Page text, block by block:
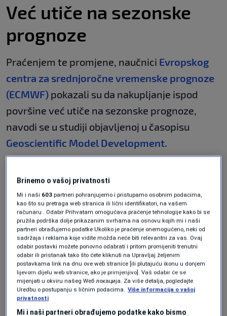
Već utiče na sezonske
prognoze
Praćenjem te promjene, naučnici Evropskog
centra za srednjoročne vremenske prognoze
(ECMWF) pokazali su da nakupljanje ispod
površine već utiče na sezonske prognoze,
navodi se u studiji objavljenoj u časopisu
Geoscientific Model Development.
dok površinske temperature zaostaju,
učvršćujući vezu između ranih signala i
kasnijeg zagrijavanja.
Budući da ta neravnoteža često prethodi brzim
promjenama površine, prognostičari je
tretiraju kao rani pokazatelj da bi se sistem
mogao intenzivirati u narednim mjesecima.
Brinemo o vašoj privatnosti
Mi i naši 603 partneri pohranjujemo i pristupamo osobnim podacima,
kao što su pretraga web stranica ili lični identifikatori, na vašem
računaru . Odabir Prihvatam omogućava praćenje tehnologije kako bi se
pružila podrška dolje prikazanim svrhama na osnovu kojih mi i naši
partneri obrađujemo podatke Ukoliko je praćenje onemogućeno, neki od
sadržaja i reklama koje vidite možda neće biti relevantni za vas. Ovaj
odabir postavki možete ponovno odabrati i pritom promijeniti trenutni
odabir ili pristanak tako što ćete kliknuti na Upravljaj željenim
postavkama link na dnu ove web stranice [ili plutajuću ikonu u donjem
lijevom dijelu web stranice, ako je primjenjivo]. Vaš odabir će se
mijenjati u okviru našeg Wеб локација. Za više detalja, pogledajte
Uredbu o postupanju s ličnim podacima. Više informacija o vašoj
privatnosti
Mi i naši partneri obrađujemo podatke kako bismo